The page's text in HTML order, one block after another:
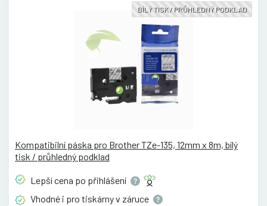
BÍLÝ TISK / PRŮHLEDNÝ PODKLAD
Kompatibilní páska pro Brother TZe-135, 12mm x 8m, bílý
tisk / průhledný podklad
Lepší cena po přihlášení
Vhodné i pro tiskárny v záruce